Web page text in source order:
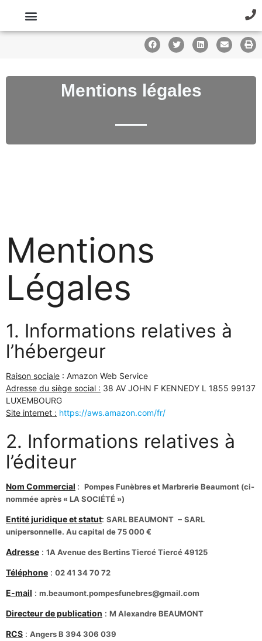
Mentions légales
Mentions
Légales
1. Informations relatives à
l’hébergeur
Raison sociale : Amazon Web Service
Adresse du siège social : 38 AV JOHN F KENNEDY L 1855 99137
LUXEMBOURG
Site internet : https://aws.amazon.com/fr/
2. Informations relatives à
l’éditeur
Nom Commercial : Pompes Funèbres et Marbrerie Beaumont (ci-
nommée après « LA SOCIÉTÉ »)
Entité juridique et statut: SARL BEAUMONT – SARL
unipersonnelle. Au capital de 75 000 €
Adresse : 1A Avenue des Bertins Tiercé Tiercé 49125
Téléphone : 02 41 34 70 72
E-mail : m.beaumont.pompesfunebres@gmail.com
Directeur de publication : M Alexandre BEAUMONT
RCS : Angers B 394 306 039